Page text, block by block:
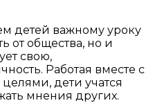
детей важному уроку
от общества, но и
свою,
Работая вместе с
дети учатся
мнения других.